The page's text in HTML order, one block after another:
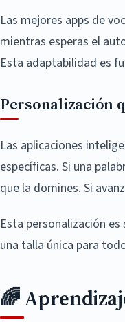
Las mejores apps de
mientras esperas el
Esta adaptabilidad es
Personalización
Las aplicaciones
específicas. Si una
que la domines. Si
Esta personalización
una talla única para
🌈